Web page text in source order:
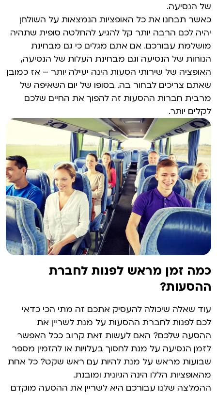
של הנסיעה.
כאשר תבחנו את כל האופציות הנמצאות על השולחן
יהיה לכם הרבה יותר קל להגיע להחלטה סופית שתהיה
מושלמת עבורכם. אם אתם מגלים כי גם מבחינת
הנוחות של הנסיעה וגם מבחינת העלות של הנסיעה,
האופציה של שירותי הסעות הינה יעילה יותר – אז כמובן
שאתם צריכים לבחור בה. בסופו של יום השאיפה של
מרבית חברות ההסעות זה להפוך את החיים שלכם
לקלים יותר.
כמה זמן מראש לפנות לחברת
ההסעות?
עוד שאלה שיכולה להעסיק אתכם זה מתי הכי כדאי
לכם לפנות לחברת ההסעות על מנת לשריין את
ההסעה שלכם? האם לעשות זאת קרוב ככל האפשר
לזמן הנסיעה על מנת לחסוך בעלויות או להזמין מספר
שבועות מראש על מנת להיות עם ראש שקט? כל אחת
מהאופציות הללו הינה הגיונית ומובנת.
ההמלצה שלנו עבורכם היא לשריין את ההסעה מוקדם